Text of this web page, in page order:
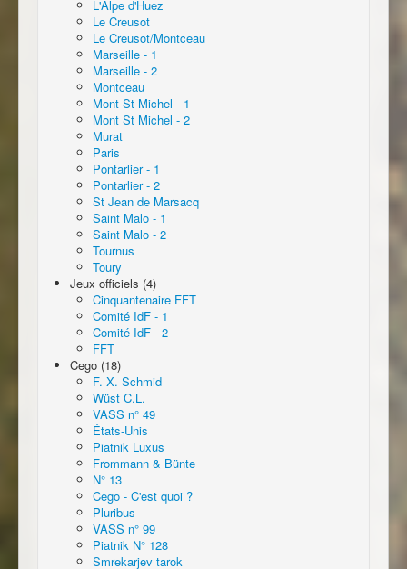
L'Alpe d'Huez
Le Creusot
Le Creusot/Montceau
Marseille - 1
Marseille - 2
Montceau
Mont St Michel - 1
Mont St Michel - 2
Murat
Paris
Pontarlier - 1
Pontarlier - 2
St Jean de Marsacq
Saint Malo - 1
Saint Malo - 2
Tournus
Toury
Jeux officiels (4)
Cinquantenaire FFT
Comité IdF - 1
Comité IdF - 2
FFT
Cego (18)
F. X. Schmid
Wüst C.L.
VASS n° 49
États-Unis
Piatnik Luxus
Frommann & Bünte
N° 13
Cego - C'est quoi ?
Pluribus
VASS n° 99
Piatnik N° 128
Smrekarjev tarok